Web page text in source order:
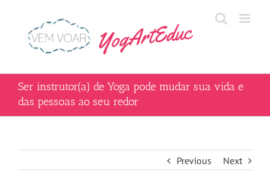
content
Ser instrutor(a) de Yoga pode mudar sua vida e
das pessoas ao seu redor
Previous Next